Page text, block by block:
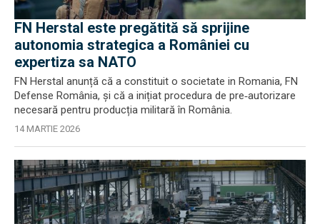
FN Herstal este pregătită să sprijine
autonomia strategica a României cu
expertiza sa NATO
FN Herstal anunță că a constituit o societate in Romania, FN
Defense România, și că a inițiat procedura de pre‑autorizare
necesară pentru producția militară în România.
14 MARTIE 2026